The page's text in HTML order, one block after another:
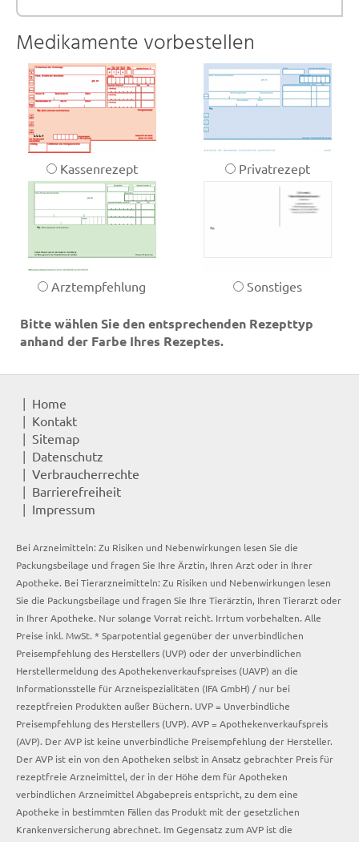
Medikamente vorbestellen
Kassenrezept Privatrezept
Arztempfehlung Sonstiges
Bitte wählen Sie den entsprechenden Rezepttyp
anhand der Farbe Ihres Rezeptes.
Home
Kontakt
Sitemap
Datenschutz
Verbraucherrechte
Barrierefreiheit
Impressum
Bei Arzneimitteln: Zu Risiken und Nebenwirkungen lesen Sie die
Packungsbeilage und fragen Sie Ihre Ärztin, Ihren Arzt oder in Ihrer
Apotheke. Bei Tierarzneimitteln: Zu Risiken und Nebenwirkungen lesen
Sie die Packungsbeilage und fragen Sie Ihre Tierärztin, Ihren Tierarzt oder
in Ihrer Apotheke. Nur solange Vorrat reicht. Irrtum vorbehalten. Alle
Preise inkl. MwSt. * Sparpotential gegenüber der unverbindlichen
Preisempfehlung des Herstellers (UVP) oder der unverbindlichen
Herstellermeldung des Apothekenverkaufspreises (UAVP) an die
Informationsstelle für Arzneispezialitäten (IFA GmbH) / nur bei
rezeptfreien Produkten außer Büchern. UVP = Unverbindliche
Preisempfehlung des Herstellers (UVP). AVP = Apothekenverkaufspreis
(AVP). Der AVP ist keine unverbindliche Preisempfehlung der Hersteller.
Der AVP ist ein von den Apotheken selbst in Ansatz gebrachter Preis für
rezeptfreie Arzneimittel, der in der Höhe dem für Apotheken
verbindlichen Arzneimittel Abgabepreis entspricht, zu dem eine
Apotheke in bestimmten Fällen das Produkt mit der gesetzlichen
Krankenversicherung abrechnet. Im Gegensatz zum AVP ist die